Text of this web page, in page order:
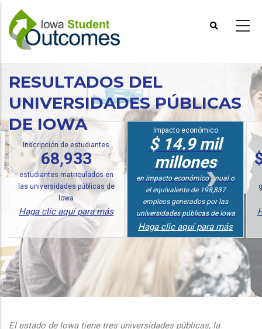
Pasar
contenido
principal
actions
RESULTADOS DEL
UNIVERSIDADES PÚBLICAS
DE IOWA
Impacto económico
$ 14.9 mil
millones
en impacto económico anual o
el equivalente de 198,837
empleos generados por las
universidades públicas de Iowa
Haga clic aquí para más
Análisis de inversiones
$ 23,200 más
en ingresos anuales para
graduados de la Universidad
Pública de Iowa
Haga clic aquí para más
El estado de Iowa tiene tres universidades públicas, la